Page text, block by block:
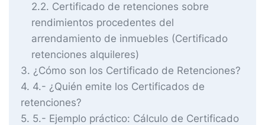
2.2 Certificado de retenciones sobre
rendimientos procedentes del
arrendamiento de inmuebles (Certificado
retenciones alquileres)
3 ¿Cómo son los Certificado de Retenciones?
4 4.- ¿Quién emite los Certificados de
retenciones?
5 5.- Ejemplo práctico: Cálculo de Certificado